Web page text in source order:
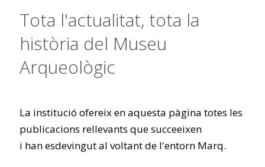
Tota l'actualitat, tota la
història del Museu
Arqueològic
La institució ofereix en aquesta pàgina totes les
publicacions rellevants que succeeixen
i han esdevingut al voltant de l'entorn Marq.